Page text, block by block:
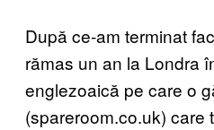
După ce-am terminat
rămas un an la Londra
englezoaică pe care o
(spareroom.co.uk) care